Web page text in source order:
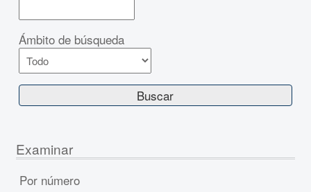
Ámbito de búsqueda
Examinar
Por número